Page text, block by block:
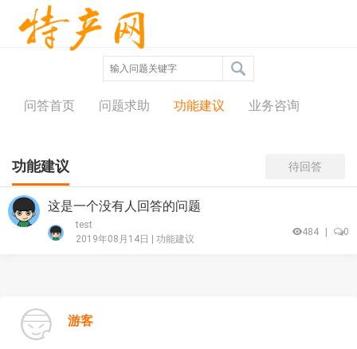
问答中心
问答首页 问题求助 功能建议 业务咨询
功能建议 待回答
这是一个没有人回答的问题
test
2019年08月14日 | 功能建议
484 0
游客